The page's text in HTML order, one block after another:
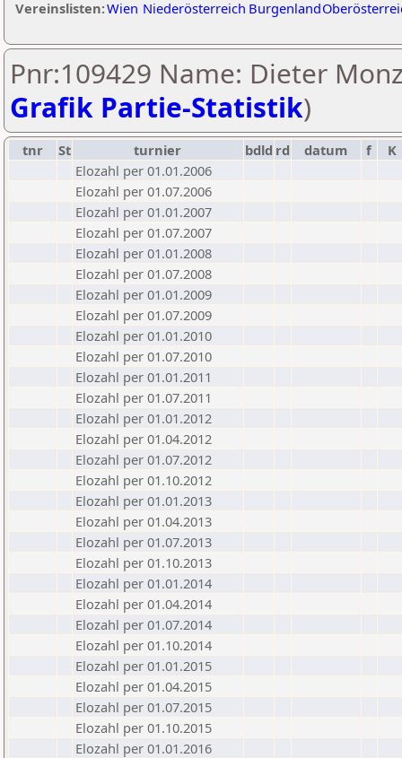
Vereinslisten:Wien Niederösterreich Burgenland
Pnr:109429 Name: Dieter
Grafik Partie-Statistik)
tnr St turnier bdld rd datum f
K
Elozahl per 01.01.2006
Elozahl per 01.07.2006
Elozahl per 01.01.2007
Elozahl per 01.07.2007
Elozahl per 01.01.2008
Elozahl per 01.07.2008
Elozahl per 01.01.2009
Elozahl per 01.07.2009
Elozahl per 01.01.2010
Elozahl per 01.07.2010
Elozahl per 01.01.2011
Elozahl per 01.07.2011
Elozahl per 01.01.2012
Elozahl per 01.04.2012
Elozahl per 01.07.2012
Elozahl per 01.10.2012
Elozahl per 01.01.2013
Elozahl per 01.04.2013
Elozahl per 01.07.2013
Elozahl per 01.10.2013
Elozahl per 01.01.2014
Elozahl per 01.04.2014
Elozahl per 01.07.2014
Elozahl per 01.10.2014
Elozahl per 01.01.2015
Elozahl per 01.04.2015
Elozahl per 01.07.2015
Elozahl per 01.10.2015
Elozahl per 01.01.2016